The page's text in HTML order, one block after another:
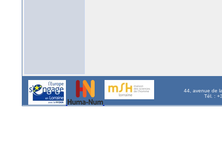
44, avenue de
Tél. :